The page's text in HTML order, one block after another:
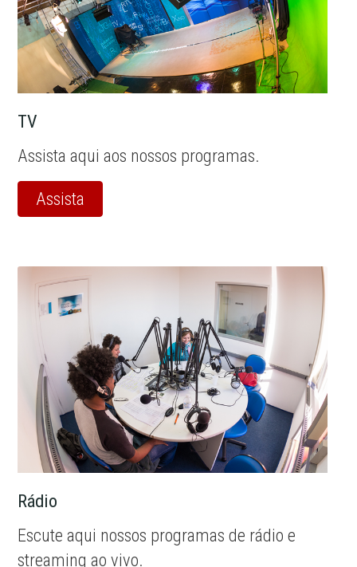
TV
Assista aqui aos nossos programas.
Assista
Rádio
Escute aqui nossos programas de rádio e
streaming ao vivo.